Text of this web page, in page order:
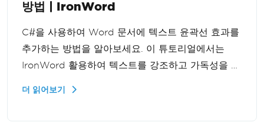
방법 | IronWord
C#을 사용하여 Word 문서에 텍스트 윤곽선 효과를
추가하는 방법을 알아보세요. 이 튜토리얼에서는
IronWord 활용하여 텍스트를 강조하고 가독성을 높
더 읽어보기